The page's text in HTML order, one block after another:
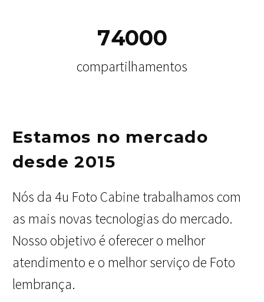
74000
compartilhamentos
Estamos no mercado
desde 2015
Nós da 4u Foto Cabine trabalhamos com
as mais novas tecnologias do mercado.
Nosso objetivo é oferecer o melhor
atendimento e o melhor serviço de Foto
lembrança.